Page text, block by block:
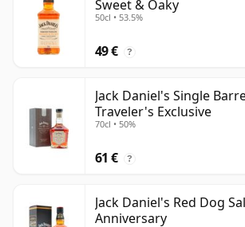
Sweet & Oaky
50cl • 53.5%
49 € ?
Jack Daniel's Single
Traveler's Exclusive
70cl • 50%
61 € ?
Jack Daniel's Red Dog
Anniversary